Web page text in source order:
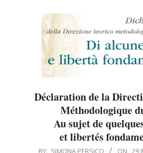
Déclaration de la
Méthodologique
Au sujet de
et libertés
2021-
BY: SIMONA PERSICO ON: 29